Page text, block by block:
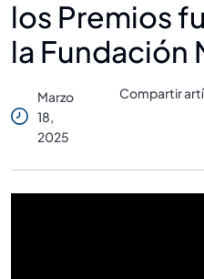
los Premios
la Fundación
Marzo
18,
2025
Compartir